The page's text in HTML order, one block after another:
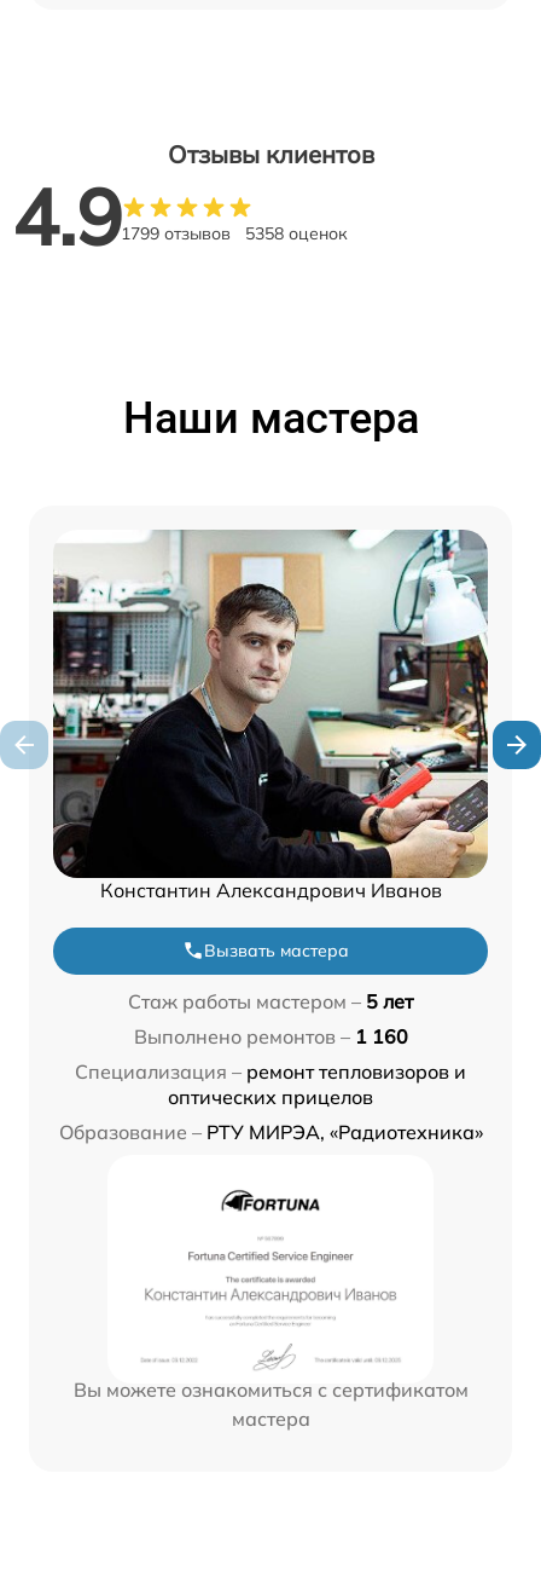
Отзывы клиентов
4.91799 отзывов 5358 оценок
Наши мастера
Константин Александрович Иванов
Вызвать мастера
Стаж работы мастером – 5 лет
Выполнено ремонтов – 1 160
Специализация – ремонт тепловизоров и
оптических прицелов
Образование – РТУ МИРЭА, «Радиотехника»
Вы можете ознакомиться с сертификатом
мастера